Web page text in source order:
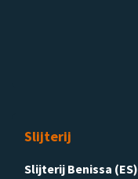
Slijterij
Slijterij Benissa (ES)